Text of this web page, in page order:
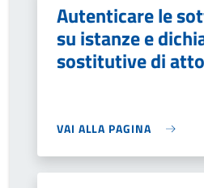
Autenticare le
su istanze e
sostitutive di
VAI ALLA PAGINA